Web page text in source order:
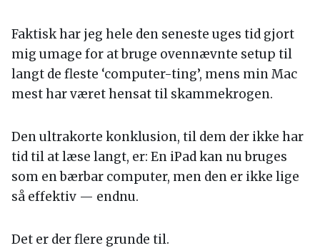
Faktisk har jeg hele den seneste uges tid gjort
mig umage for at bruge ovennævnte setup til
langt de fleste ‘computer-ting’, mens min Mac
mest har været hensat til skammekrogen.
Den ultrakorte konklusion, til dem der ikke har
tid til at læse langt, er: En iPad kan nu bruges
som en bærbar computer, men den er ikke lige
så effektiv — endnu.
Det er der flere grunde til.